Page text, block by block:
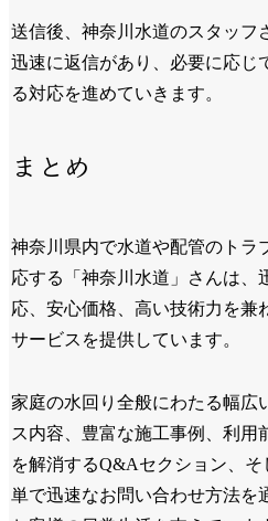
送信後、神奈川水道のスタッフ
迅速に返信があり、必要に応じ
る対応を進めていきます。
まとめ
神奈川県内で水道や配管のトラ
応する「神奈川水道」さんは、
応、安心価格、高い技術力を兼
サービスを提供しています。
家庭の水回り全般にわたる幅広
ス内容、豊富な施工事例、利用
を解消するQ&Aセクション、そ
単で迅速なお問い合わせ方法を